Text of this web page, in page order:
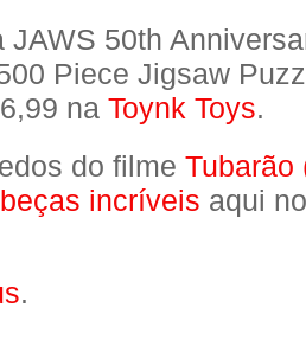
JAWS 50th
Piece Jigsaw
na Toynk Toys.
do filme Tubarão
incríveis aqui
.